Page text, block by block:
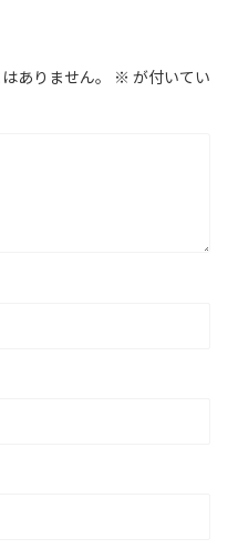
ありません。 ※ が付いてい